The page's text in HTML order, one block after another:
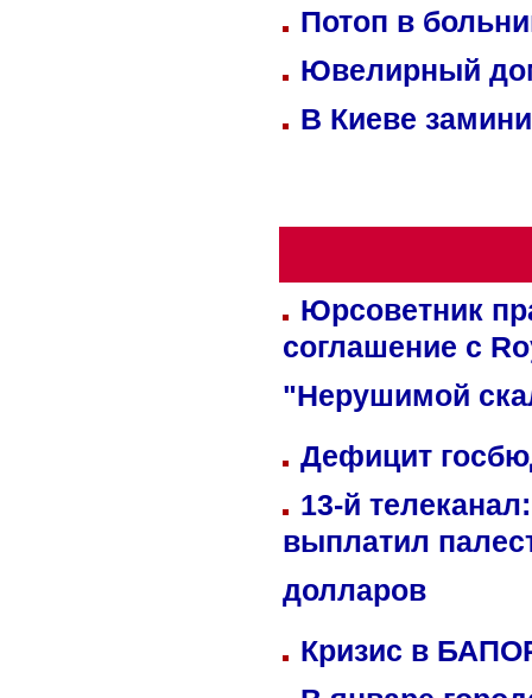
Потоп в
Ювелирный
В Киеве
Юрсоветник
соглашение с
"Нерушимой
Дефицит
13-й
выплатил
долларов
Кризис в